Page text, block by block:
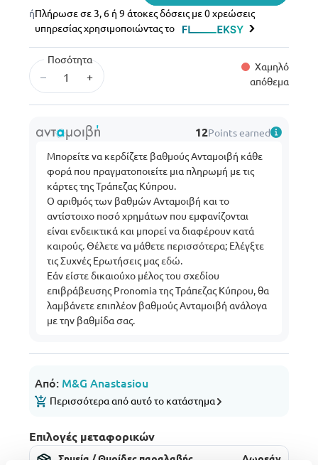
ήΠλήρωσε σε 3, 6 ή 9 άτοκες δόσεις με 0 χρεώσεις
υπηρεσίας χρησιμοποιώντας το
Ποσότητα
– +
Χαμηλό
απόθεμα
12Points earned
Μπορείτε να κερδίζετε βαθμούς Ανταμοιβή κάθε
φορά που πραγματοποιείτε μια πληρωμή με τις
κάρτες της Τράπεζας Κύπρου.
Ο αριθμός των βαθμών Ανταμοιβή και το
αντίστοιχο ποσό χρημάτων που εμφανίζονται
είναι ενδεικτικά και μπορεί να διαφέρουν κατά
καιρούς. Θέλετε να μάθετε περισσότερα; Ελέγξτε
τις Συχνές Ερωτήσεις μαςεδώ.
Εάν είστε δικαιούχο μέλος του σχεδίου
επιβράβευσης Pronomia της Τράπεζας Κύπρου, θα
λαμβάνετε επιπλέον βαθμούς Ανταμοιβή ανάλογα
με την βαθμίδα σας.
Από: M&G Anastasiou
Περισσότερα από αυτό το κατάστημα
Επιλογές μεταφορικών
Σημεία / Θυρίδες παραλαβής Δωρεάν